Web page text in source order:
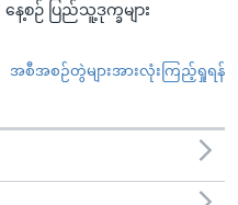
နေ့စဉ် ပြည်သူ့ဒုက္ခများ
အစီအစဉ်တွဲများအားလုံးကြည့်ရှုရန်